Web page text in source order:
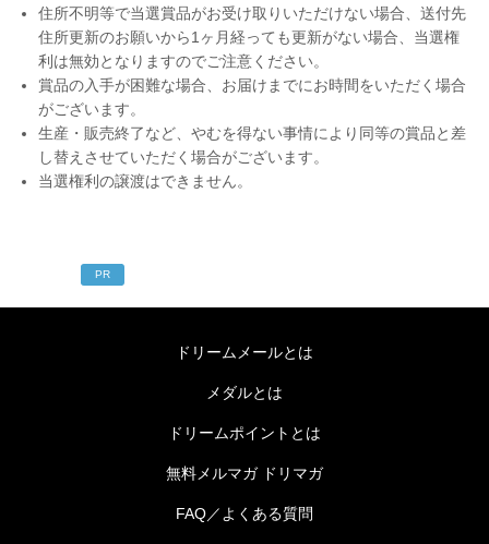
住所不明等で当選賞品がお受け取りいただけない場合、送付先
住所更新のお願いから1ヶ月経っても更新がない場合、当選権
利は無効となりますのでご注意ください。
賞品の入手が困難な場合、お届けまでにお時間をいただく場合
がございます。
生産・販売終了など、やむを得ない事情により同等の賞品と差
し替えさせていただく場合がございます。
当選権利の譲渡はできません。
PR
ドリームメールとは
メダルとは
ドリームポイントとは
無料メルマガ ドリマガ
FAQ／よくある質問